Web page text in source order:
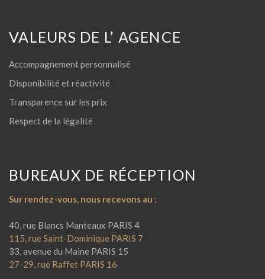
VALEURS DE L’ AGENCE
Accompagnement personnalisé
Disponibilité et réactivité
Transparence sur les prix
Respect de la légalité
BUREAUX DE RÉCEPTION
Sur rendez-vous, nous recevons au :
40, rue Blancs Manteaux PARIS 4
115, rue Saint-Dominique PARIS 7
33, avenue du Maine PARIS 15
27-29, rue Raffet PARIS 16